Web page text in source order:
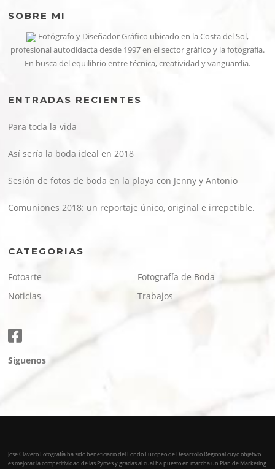
SOBRE MI
Fotógrafo y Diseñador Gráfico ubicado en la Costa del Sol,
profesional autodidacta desde 1997 en el sector gráfico y la fotografía.
En busca del equilibrio entre técnica, creatividad y vanguardia.
ENTRADAS RECIENTES
Para toda la vida
Así sería la boda ideal en 2018
Sesión de fotos de boda en la playa con Jenny y Antonio
Comuniones 2018: un reportaje único, original e irrepetible.
CATEGORIAS
Fotoarte
Fotografía de Boda
Noticias
Trabajos
Síguenos
Jose Clavero Fotografía ha sido beneficiario del Fondo Europeo de Desarrollo Regional cuyo objetivo
es mejorar la competitividad de las Pymes y gracias al cual ha puesto en marcha un Plan de Marketing